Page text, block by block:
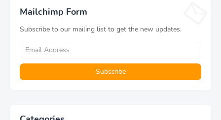
Mailchimp Form
Subscribe to our mailing list to get the new updates.